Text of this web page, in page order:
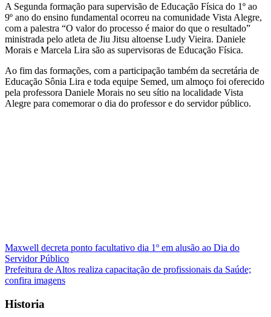
A Segunda formação para supervisão de Educação Física do 1º ao
9º ano do ensino fundamental ocorreu na comunidade Vista Alegre,
com a palestra “O valor do processo é maior do que o resultado”
ministrada pelo atleta de Jiu Jitsu altoense Ludy Vieira. Daniele
Morais e Marcela Lira são as supervisoras de Educação Física.
Ao fim das formações, com a participação também da secretária de
Educação Sônia Lira e toda equipe Semed, um almoço foi oferecido
pela professora Daniele Morais no seu sítio na localidade Vista
Alegre para comemorar o dia do professor e do servidor público.
Navegação
de
Post
Maxwell decreta ponto facultativo dia 1º em alusão ao Dia do
Servidor Público
Prefeitura de Altos realiza capacitação de profissionais da Saúde;
confira imagens
Historia